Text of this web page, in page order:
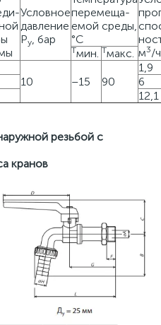
Условное
давление
Ру, бар
перемеща-
емой среды,
°С
м3/ч
Тмин. Тмакс.
10
–15 90
1,9
6
12,1
резьбой с
кранов